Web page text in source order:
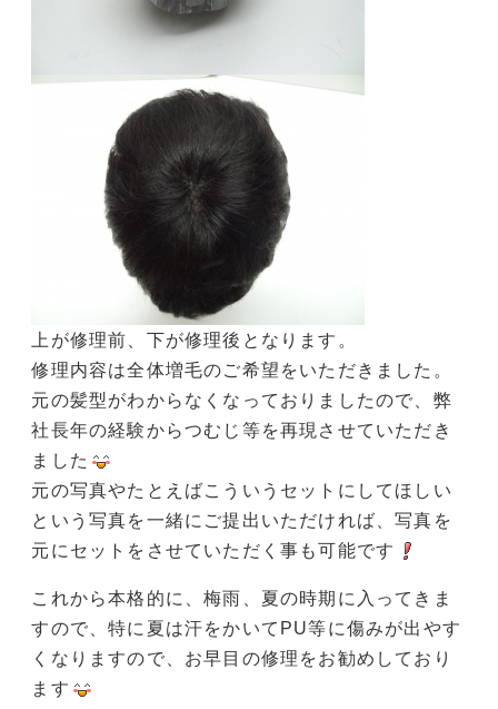
上が修理前、下が修理後となります。
修理内容は全体増毛のご希望をいただきました。
元の髪型がわからなくなっておりましたので、弊
社長年の経験からつむじ等を再現させていただき
ました
元の写真やたとえばこういうセットにしてほしい
という写真を一緒にご提出いただければ、写真を
元にセットをさせていただく事も可能です
これから本格的に、梅雨、夏の時期に入ってきま
すので、特に夏は汗をかいてPU等に傷みが出やす
くなりますので、お早目の修理をお勧めしており
ます